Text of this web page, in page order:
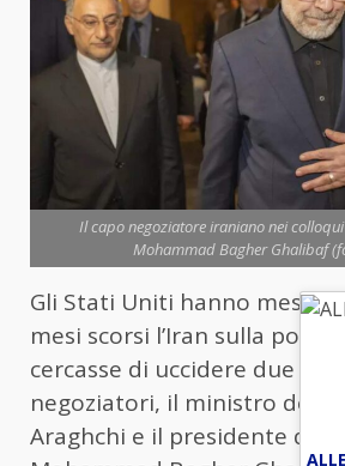
Il capo negoziatore iraniano nei
Mohammad Bagher Ghalibaf
Gli Stati Uniti hanno messo
mesi scorsi l’Iran sulla
cercasse di uccidere due dei
negoziatori, il ministro degli
Araghchi e il presidente del